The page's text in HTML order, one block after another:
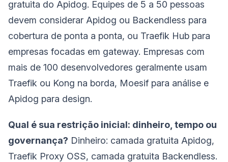
gratuita do Apidog. Equipes de 5 a 50 pessoas
devem considerar Apidog ou Backendless para
cobertura de ponta a ponta, ou Traefik Hub para
empresas focadas em gateway. Empresas com
mais de 100 desenvolvedores geralmente usam
Traefik ou Kong na borda, Moesif para análise e
Apidog para design.
Qual é sua restrição inicial: dinheiro, tempo ou
governança? Dinheiro: camada gratuita Apidog,
Traefik Proxy OSS, camada gratuita Backendless.